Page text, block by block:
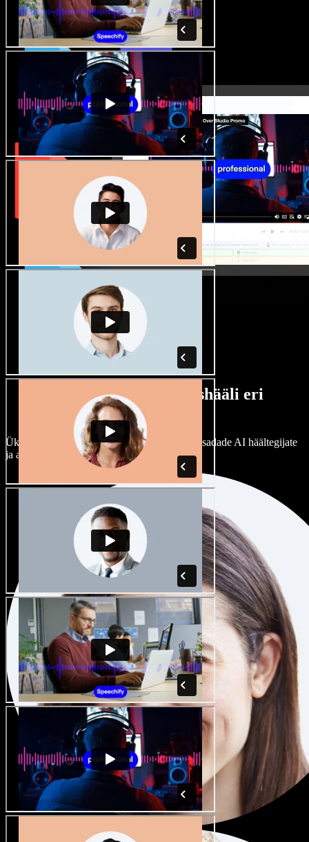
Lai valik mees- ja naishääli eri
aktsentidega
Ükski projekt ei pea kõlama ühtemoodi. Vali sadade AI häältegijate
ja aktsentide hulgast ning kohanda neid.